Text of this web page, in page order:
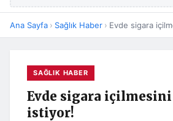
Ana Sayfa › Sağlık Haber › Evde sigara
SAĞLIK HABER
Evde sigara
istiyor!